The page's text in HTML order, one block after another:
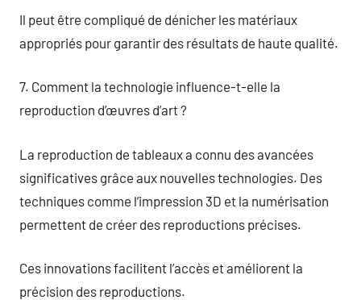
Il peut être compliqué de dénicher les matériaux
appropriés pour garantir des résultats de haute qualité.
7. Comment la technologie influence-t-elle la
reproduction d’œuvres d’art ?
La reproduction de tableaux a connu des avancées
significatives grâce aux nouvelles technologies. Des
techniques comme l’impression 3D et la numérisation
permettent de créer des reproductions précises.
Ces innovations facilitent l’accès et améliorent la
précision des reproductions.